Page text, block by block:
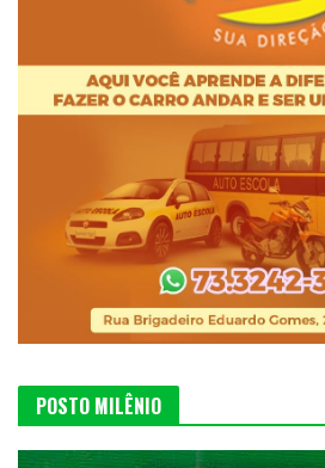
POSTO MILÊNIO